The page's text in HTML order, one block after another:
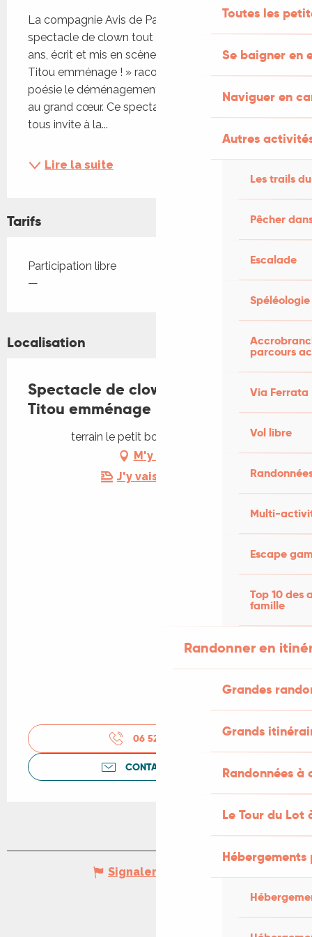
Toutes les
Se baigner en
Naviguer en
Autres
Les trails
Pêcher
Escalade
Spéléologie
parcours
Via Ferrata
Vol libre
Multi-
Escape
Top 10 des
famille
Randonner en
Grandes
Grands
Randonnées
Le Tour du Lot
La compagnie Avis de Pas Sage propose un
spectacle de clown tout public accessible dès 5
ans, écrit et mis en scène par Gaëtan Martin. «
Titou emménage ! » raconte avec humour et
poésie le déménagement burlesque d’un clown
au grand cœur. Ce spectacle inclusif et ouvert à
tous invite à la...
Lire la suite
Tarifs
Tarifs 2026
Participation libre
—
Localisation
Spectacle de clown à Leyme :
Titou emménage !
terrain le petit bois, 46120 Leyme
M'y rendre
J'y vais en train !
06 52 54 47
CONTACTEZ-NOUS
Signaler une erreur